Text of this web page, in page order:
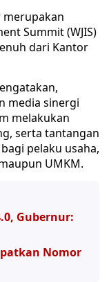
merupakan
Summit (WJIS)
dari Kantor
media sinergi
melakukan
serta tantangan
pelaku usaha,
UMKM.
Gubernur:
Nomor